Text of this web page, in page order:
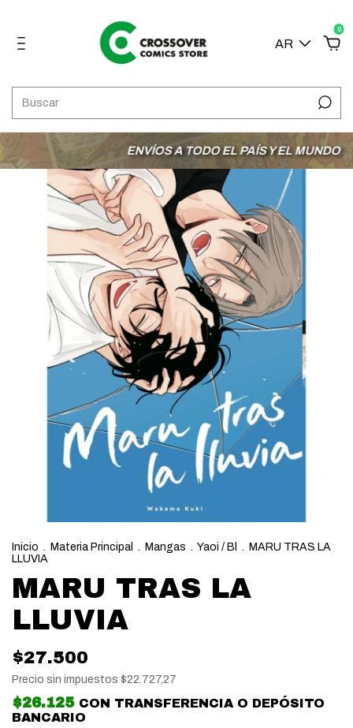
AR
0
ENVÍOS A TODO EL PAÍS Y EL MUNDO 3
Inicio . Materia Principal . Mangas . Yaoi / Bl . MARU TRAS LA
LLUVIA
MARU TRAS LA
LLUVIA
$27.500
Precio sin impuestos $22.727,27
$26.125 CON TRANSFERENCIA O DEPÓSITO
BANCARIO